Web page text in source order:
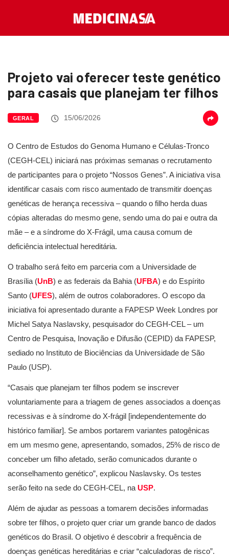
Projeto vai oferecer teste genético
para casais que planejam ter filhos
GERAL 15/06/2026
O Centro de Estudos do Genoma Humano e Células-Tronco
(CEGH-CEL) iniciará nas próximas semanas o recrutamento
de participantes para o projeto “Nossos Genes”. A iniciativa visa
identificar casais com risco aumentado de transmitir doenças
genéticas de herança recessiva – quando o filho herda duas
cópias alteradas do mesmo gene, sendo uma do pai e outra da
mãe – e a síndrome do X-Frágil, uma causa comum de
deficiência intelectual hereditária.
O trabalho será feito em parceria com a Universidade de
Brasília (UnB) e as federais da Bahia (UFBA) e do Espírito
Santo (UFES), além de outros colaboradores. O escopo da
iniciativa foi apresentado durante a FAPESP Week Londres por
Michel Satya Naslavsky, pesquisador do CEGH-CEL – um
Centro de Pesquisa, Inovação e Difusão (CEPID) da FAPESP,
sediado no Instituto de Biociências da Universidade de São
Paulo (USP).
“Casais que planejam ter filhos podem se inscrever
voluntariamente para a triagem de genes associados a doenças
recessivas e à síndrome do X-frágil [independentemente do
histórico familiar]. Se ambos portarem variantes patogênicas
em um mesmo gene, apresentando, somados, 25% de risco de
conceber um filho afetado, serão comunicados durante o
aconselhamento genético”, explicou Naslavsky. Os testes
serão feito na sede do CEGH-CEL, na USP.
Além de ajudar as pessoas a tomarem decisões informadas
sobre ter filhos, o projeto quer criar um grande banco de dados
genéticos do Brasil. O objetivo é descobrir a frequência de
doenças genéticas hereditárias e criar “calculadoras de risco”.